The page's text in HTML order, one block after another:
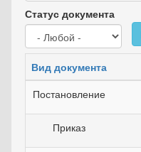
Статус документа
Вид документа
Постановление
Приказ